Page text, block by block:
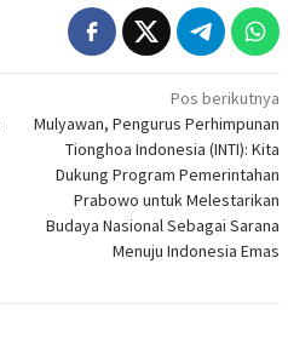
Pos berikutnya
Mulyawan, Pengurus Perhimpunan
Tionghoa Indonesia (INTI): Kita
Dukung Program Pemerintahan
Prabowo untuk Melestarikan
Budaya Nasional Sebagai Sarana
Menuju Indonesia Emas